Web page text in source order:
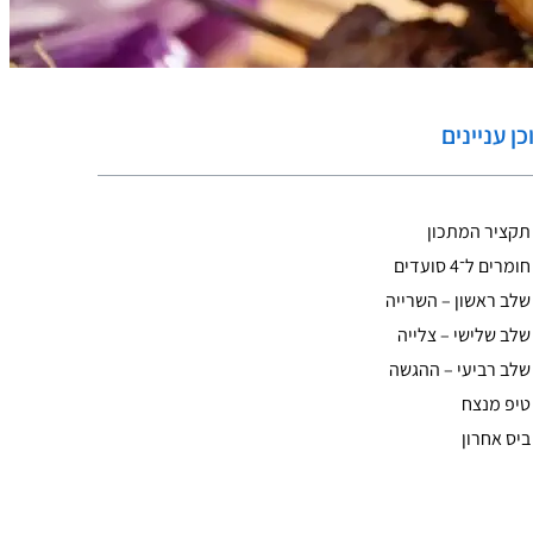
עניינים
תקציר המתכון
חומרים ל־4 סועדים
שלב ראשון – השרייה
שלב שלישי – צלייה
שלב רביעי – ההגשה
טיפ מנצח
ביס אחרון